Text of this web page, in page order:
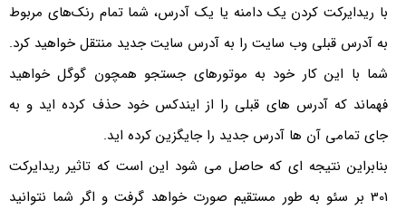
با ریدایرکت کردن یک دامنه یا یک آدرس، شما تمام رنک‌های مربوط
به آدرس قبلی وب سایت را به آدرس سایت جدید منتقل خواهید کرد.
شما با این کار خود به موتورهای جستجو همچون گوگل خواهید
فهماند که آدرس های قبلی را از ایندکس خود حذف کرده اید و به
جای تمامی آن ها آدرس جدید را جایگزین کرده اید.
بنابراین نتیجه ای که حاصل می شود این است که تاثیر ریدایرکت
301 بر سئو به طور مستقیم صورت خواهد گرفت و اگر شما نتوانید